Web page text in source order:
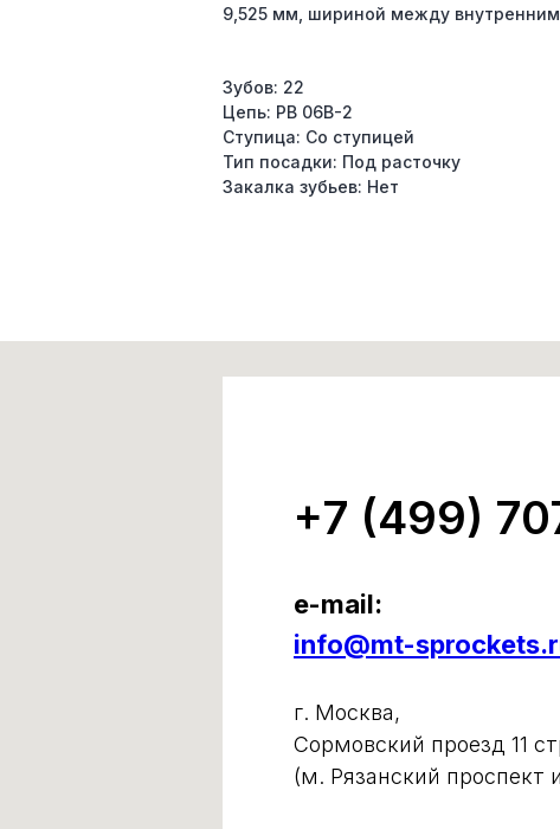
9,525 мм, шириной между
Зубов: 22
Цепь: PB 06B-2
Ступица: Со ступицей
Тип посадки: Под расточку
Закалка зубьев: Нет
+7 (499)
e-mail:
info@mt-
г. Москва,
Сормовский проезд 11
(м. Рязанский проспект